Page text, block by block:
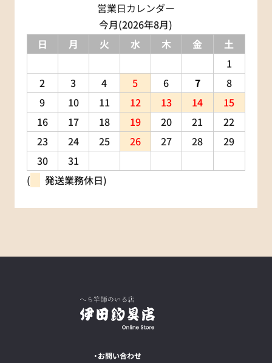
営業日カレンダー
今月(2026年8月)
日
月 火 水 木 金
土
1
2
3 4 5 6 7
8
9
10 11 12 13 14
15
16
17 18 19 20 21
22
23
24 25 26 27 28
29
30
31
(
発送業務休日)
お問い合わせ